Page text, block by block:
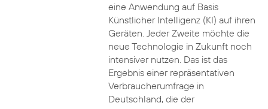
eine Anwendung auf Basis
Künstlicher Intelligenz (KI) auf ihren
Geräten. Jeder Zweite möchte die
neue Technologie in Zukunft noch
intensiver nutzen. Das ist das
Ergebnis einer repräsentativen
Verbraucherumfrage in
Deutschland, die der